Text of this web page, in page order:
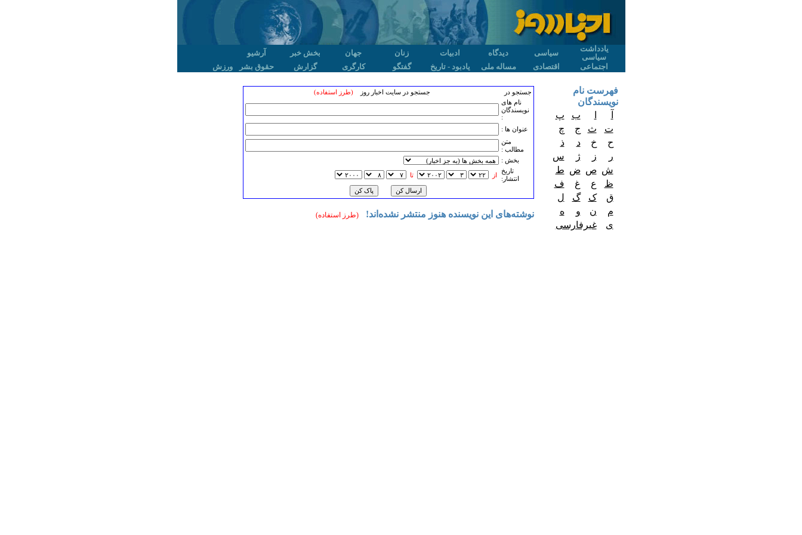
یادداشت
سیاسی
سیاسی دیدگاه ادبیات زنان جهان بخش خبر
آرشیو
اجتماعی
اقتصادی مساله ملی یادبود - تاریخ گفتگو کارگری گزارش حقوق بشر ورزش
جستجو در جستجو در سایت اخبار روز(طرز استفاده)
نام های
نویسندگان
:
عنوان ها :
متن
مطالب :
بخش :
تاريخ
انتشار:
از تا
نوشته‌های این نویسنده هنوز منتشر نشده‌اند! (طرز استفاده)
فهرست نام
نویسندگان
ب
پ
ت
ث ج
چ
ح
خ د
ذ
ر
ز ژ
س
ش ص ض ط
ظ
ع غ
ف
ق
ک گ
ل
م
ن و
ه
ی
غیرفارسی